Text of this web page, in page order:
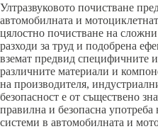
Ултразвуковото почистване
автомобилната и
цялостно почистване на
разходи за труд и подобрена
вземат предвид специфичните
различните материали и
на производителя,
безопасност е от съществено
правилна и безопасна
системи в автомобилната и